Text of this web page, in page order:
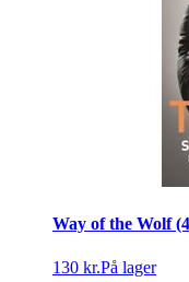
Way of the Wolf
130 kr.På lager